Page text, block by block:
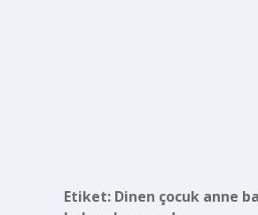
Etiket: Dinen çocuk anne